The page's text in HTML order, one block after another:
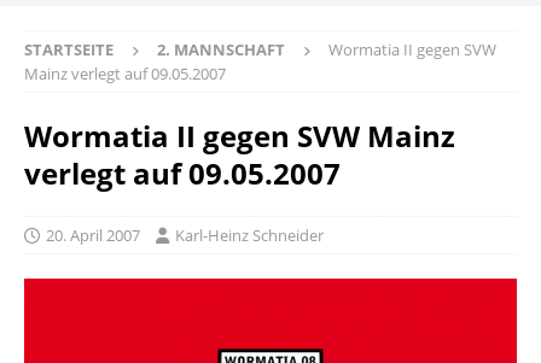
STARTSEITE 2. MANNSCHAFT
Wormatia II gegen SVW
Mainz verlegt auf 09.05.2007
Wormatia II gegen SVW Mainz
verlegt auf 09.05.2007
20. April 2007 Karl-Heinz Schneider